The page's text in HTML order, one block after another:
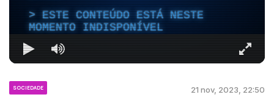
ESTE CONTEÚDO ESTÁ NESTE
MOMENTO INDISPONÍVEL
SOCIEDADE 21 nov, 2023, 22:50